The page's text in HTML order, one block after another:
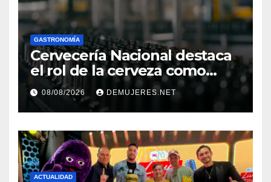
GASTRONOMÍA
Cervecería Nacional destaca
el rol de la cerveza como
motor de desarrollo
económico y sostenibilidad
en Panamá
08/08/2026 DEMUJERES.NET
ACTUALIDAD